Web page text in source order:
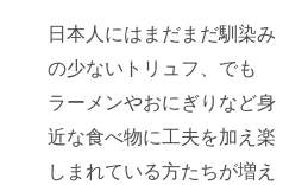
日本人にはまだまだ馴染み
の少ないトリュフ、でも
ラーメンやおにぎりなど身
近な食べ物に工夫を加え楽
しまれている方たちが増え